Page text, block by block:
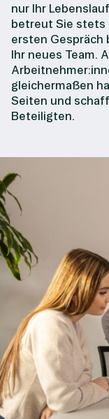
nur Ihr
betreut Sie stets
ersten Gespräch
Ihr neues Team.
gleichermaßen
Seiten und
Beteiligten.